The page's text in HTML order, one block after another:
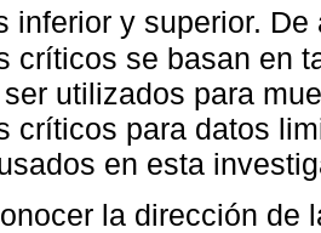
inferior y superior.
críticos se basan en
utilizados para
críticos para datos
en esta
la dirección de